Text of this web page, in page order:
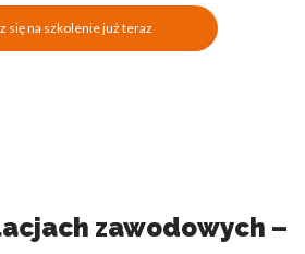
się na szkolenie już teraz
zawodowych –